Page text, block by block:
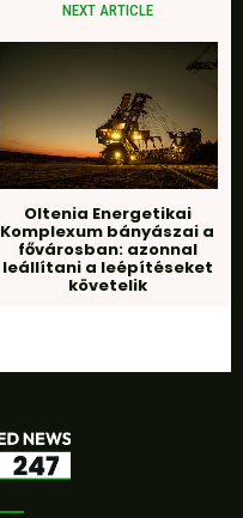
NEXT ARTICLE
Oltenia Energetikai
Komplexum bányászai a
fővárosban: azonnal
leállítani a leépítéseket
követelik